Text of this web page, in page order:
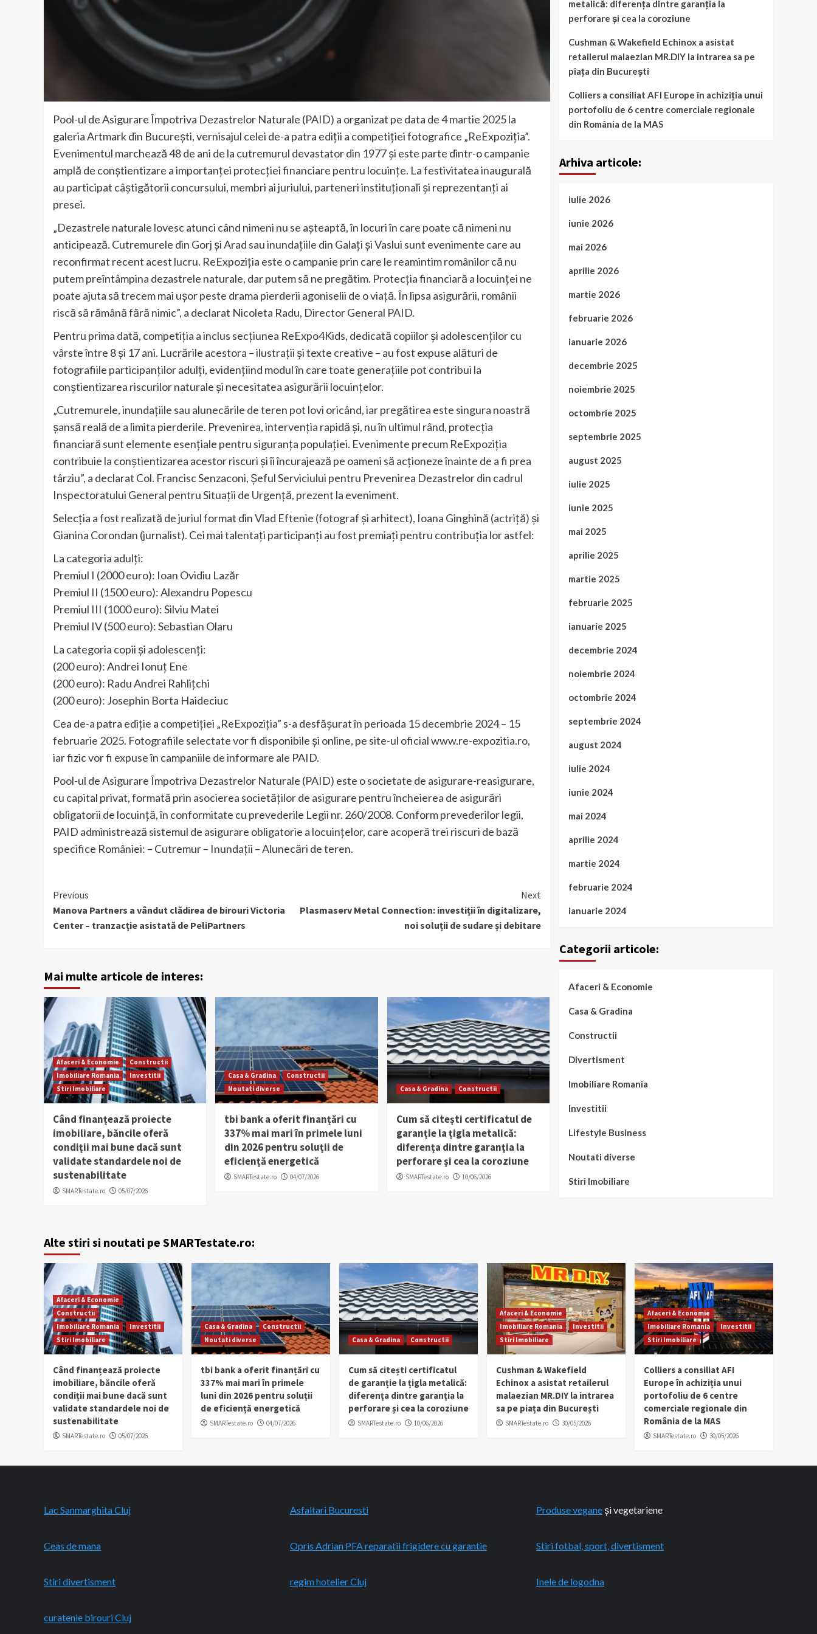
Pool-ul de Asigurare Împotriva Dezastrelor Naturale (PAID) a organizat pe data de 4 martie 2025 la
galeria Artmark din București, vernisajul celei de-a patra ediții a competiției fotografice „ReExpoziția”.
Evenimentul marchează 48 de ani de la cutremurul devastator din 1977 și este parte dintr-o campanie
amplă de conștientizare a importanței protecției financiare pentru locuințe. La festivitatea inaugurală
au participat câștigătorii concursului, membri ai juriului, parteneri instituționali și reprezentanți ai
presei.
„Dezastrele naturale lovesc atunci când nimeni nu se așteaptă, în locuri în care poate că nimeni nu
anticipează. Cutremurele din Gorj și Arad sau inundațiile din Galați și Vaslui sunt evenimente care au
reconfirmat recent acest lucru. ReExpoziția este o campanie prin care le reamintim românilor că nu
putem preîntâmpina dezastrele naturale, dar putem să ne pregătim. Protecția financiară a locuinței ne
poate ajuta să trecem mai ușor peste drama pierderii agoniselii de o viață. În lipsa asigurării, românii
riscă să rămână fără nimic”, a declarat Nicoleta Radu, Director General PAID.
Pentru prima dată, competiția a inclus secțiunea ReExpo4Kids, dedicată copiilor și adolescenților cu
vârste între 8 și 17 ani. Lucrările acestora – ilustrații și texte creative – au fost expuse alături de
fotografiile participanților adulți, evidențiind modul în care toate generațiile pot contribui la
conștientizarea riscurilor naturale și necesitatea asigurării locuințelor.
„Cutremurele, inundațiile sau alunecările de teren pot lovi oricând, iar pregătirea este singura noastră
șansă reală de a limita pierderile. Prevenirea, intervenția rapidă și, nu în ultimul rând, protecția
financiară sunt elemente esențiale pentru siguranța populației. Evenimente precum ReExpoziția
contribuie la conștientizarea acestor riscuri și îi încurajează pe oameni să acționeze înainte de a fi prea
târziu”, a declarat Col. Francisc Senzaconi, Șeful Serviciului pentru Prevenirea Dezastrelor din cadrul
Inspectoratului General pentru Situații de Urgență, prezent la eveniment.
Selecția a fost realizată de juriul format din Vlad Eftenie (fotograf și arhitect), Ioana Ginghină (actriță) și
Gianina Corondan (jurnalist). Cei mai talentați participanți au fost premiați pentru contribuția lor astfel:
La categoria adulți:
Premiul I (2000 euro): Ioan Ovidiu Lazăr
Premiul II (1500 euro): Alexandru Popescu
Premiul III (1000 euro): Silviu Matei
Premiul IV (500 euro): Sebastian Olaru
La categoria copii și adolescenți:
(200 euro): Andrei Ionuț Ene
(200 euro): Radu Andrei Rahlițchi
(200 euro): Josephin Borta Haideciuc
Cea de-a patra ediție a competiției „ReExpoziția” s-a desfășurat în perioada 15 decembrie 2024 – 15
februarie 2025. Fotografiile selectate vor fi disponibile și online, pe site-ul oficial www.re-expozitia.ro,
iar fizic vor fi expuse în campaniile de informare ale PAID.
Pool-ul de Asigurare Împotriva Dezastrelor Naturale (PAID) este o societate de asigurare-reasigurare,
cu capital privat, formată prin asocierea societăților de asigurare pentru încheierea de asigurări
obligatorii de locuință, în conformitate cu prevederile Legii nr. 260/2008. Conform prevederilor legii,
PAID administrează sistemul de asigurare obligatorie a locuințelor, care acoperă trei riscuri de bază
specifice României: – Cutremur – Inundații – Alunecări de teren.
Continue
Reading
Previous
Manova Partners a vândut clădirea de birouri Victoria
Center – tranzacție asistată de PeliPartners
Next
Plasmaserv Metal Connection: investiții în digitalizare,
noi soluții de sudare și debitare
Mai multe articole de interes:
Afaceri & Economie
Constructii
Imobiliare Romania
Investitii
Stiri Imobiliare
Când finanțează proiecte
imobiliare, băncile oferă
condiții mai bune dacă sunt
validate standardele noi de
sustenabilitate
SMARTestate.ro 05/07/2026
Casa & Gradina
Constructii
Noutati diverse
tbi bank a oferit finanțări cu
337% mai mari în primele luni
din 2026 pentru soluții de
eficiență energetică
SMARTestate.ro 04/07/2026
Casa & Gradina Constructii
Cum să citești certificatul de
garanție la țigla metalică:
diferența dintre garanția la
perforare și cea la coroziune
SMARTestate.ro 10/06/2026
metalică: diferența dintre garanția la
perforare și cea la coroziune
Cushman & Wakefield Echinox a asistat
retailerul malaezian MR.DIY la intrarea sa pe
piața din București
Colliers a consiliat AFI Europe în achiziția unui
portofoliu de 6 centre comerciale regionale
din România de la MAS
Arhiva articole:
iulie 2026
iunie 2026
mai 2026
aprilie 2026
martie 2026
februarie 2026
ianuarie 2026
decembrie 2025
noiembrie 2025
octombrie 2025
septembrie 2025
august 2025
iulie 2025
iunie 2025
mai 2025
aprilie 2025
martie 2025
februarie 2025
ianuarie 2025
decembrie 2024
noiembrie 2024
octombrie 2024
septembrie 2024
august 2024
iulie 2024
iunie 2024
mai 2024
aprilie 2024
martie 2024
februarie 2024
ianuarie 2024
Categorii articole:
Afaceri & Economie
Casa & Gradina
Constructii
Divertisment
Imobiliare Romania
Investitii
Lifestyle Business
Noutati diverse
Stiri Imobiliare
Alte stiri si noutati pe SMARTestate.ro:
Afaceri & Economie
Constructii
Imobiliare Romania
Investitii
Stiri Imobiliare
Când finanțează proiecte
imobiliare, băncile oferă
condiții mai bune dacă sunt
validate standardele noi de
sustenabilitate
SMARTestate.ro 05/07/2026
Casa & Gradina
Constructii
Noutati diverse
tbi bank a oferit finanțări cu
337% mai mari în primele
luni din 2026 pentru soluții
de eficiență energetică
SMARTestate.ro 04/07/2026
Casa & Gradina Constructii
Cum să citești certificatul
de garanție la țigla metalică:
diferența dintre garanția la
perforare și cea la coroziune
SMARTestate.ro 10/06/2026
Afaceri & Economie
Imobiliare Romania
Investitii
Stiri Imobiliare
Cushman & Wakefield
Echinox a asistat retailerul
malaezian MR.DIY la intrarea
sa pe piața din București
SMARTestate.ro 30/05/2026
Afaceri & Economie
Imobiliare Romania
Investitii
Stiri Imobiliare
Colliers a consiliat AFI
Europe în achiziția unui
portofoliu de 6 centre
comerciale regionale din
România de la MAS
SMARTestate.ro 30/05/2026
Lac Sanmarghita Cluj
Ceas de mana
Stiri divertisment
curatenie birouri Cluj
Asfaltari Bucuresti
Opris Adrian PFA reparatii frigidere cu garantie
regim hotelier Cluj
Produse vegane și vegetariene
Stiri fotbal, sport, divertisment
Inele de logodna